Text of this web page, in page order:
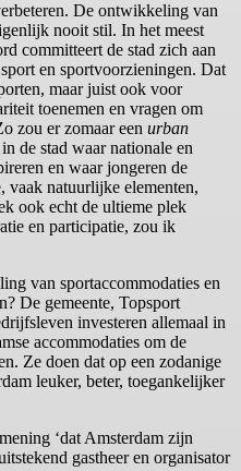
De ontwikkeling van
nooit stil. In het meest
committeert de stad zich aan
en sportvoorzieningen. Dat
maar juist ook voor
toenemen en vragen om
zou er zomaar een urban
de stad waar nationale en
en waar jongeren de
vaak natuurlijke elementen,
ook echt de ultieme plek
en participatie, zou ik
van sportaccommodaties en
De gemeente, Topsport
investeren allemaal in
accommodaties om de
Ze doen dat op een zodanige
leuker, beter, toegankelijker
‘dat Amsterdam zijn
gastheer en organisator